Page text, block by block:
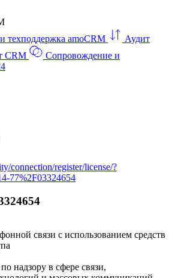
техподдержка amoCRM
Аудит
CRM
Сопровождение и
connection/register/license/?
77%2F03324654
связи с использованием средств
надзору в сфере связи,